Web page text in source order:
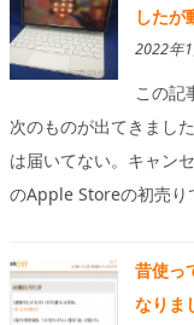
したが
2022年
この記
次のものが出てきまし
は届いてない。キャン
のApple Storeの初売り
昔使っ
なりま